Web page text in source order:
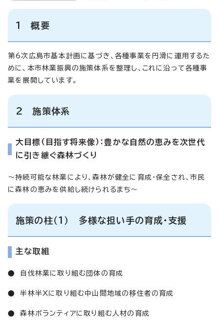
1 概要
第6次広島市基本計画に基づき、各種事業を円滑に運用するた
めに、本市林業振興の施策体系を整理し、これに沿って各種事
業を展開しています。
2 施策体系
大目標（目指す将来像）：豊かな自然の恵みを次世代
に引き継ぐ森林づくり
～持続可能な林業により、森林が健全に育成・保全され、市民
に森林の恵みを供給し続けられるまち～
施策の柱（1） 多様な担い手の育成・支援
主な取組
● 自伐林業に取り組む団体の育成
● 半林半Xに取り組む中山間地域の移住者の育成
● 森林ボランティアに取り組む人材の育成